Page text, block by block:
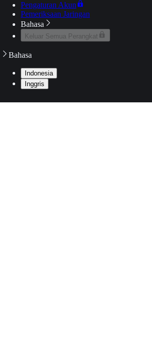
Pengaturan Akun
Pemeriksaan Jaringan
Bahasa
Keluar Semua Perangkat
Bahasa
Indonesia
Inggris